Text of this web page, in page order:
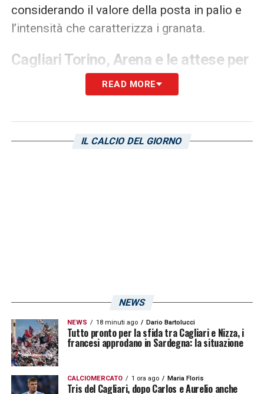
considerando il valore della posta in palio e
l’intensità che caratterizza i granata.
Cagliari Torino, Arena e le attese per
uno scontro fondamentale per i rossoblù,
impegnati nella lotta per la salvezza, e per i
LA PLAYLIST DELLE NOSTRE TOP NEWS
READ MORE
IL CALCIO DEL GIORNO
NEWS
NEWS 18 minuti ago Dario Bartolucci
Tutto pronto per la sfida tra Cagliari e Nizza, i
francesi approdano in Sardegna: la situazione
CALCIOMERCATO 1 ora ago Maria Floris
Tris del Cagliari, dopo Carlos e Aurelio anche